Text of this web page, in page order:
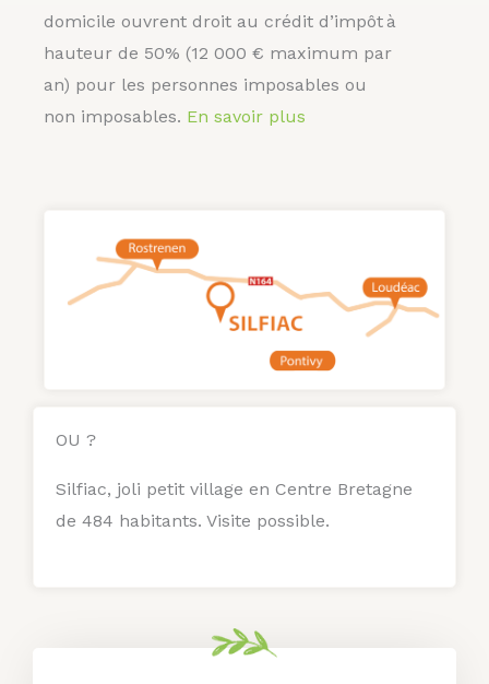
domicile ouvrent droit au crédit d’impôt à
hauteur de 50% (12 000 € maximum par
an) pour les personnes imposables ou
non imposables. En savoir plus
OU ?
Silfiac, joli petit village en Centre Bretagne
de 484 habitants. Visite possible.